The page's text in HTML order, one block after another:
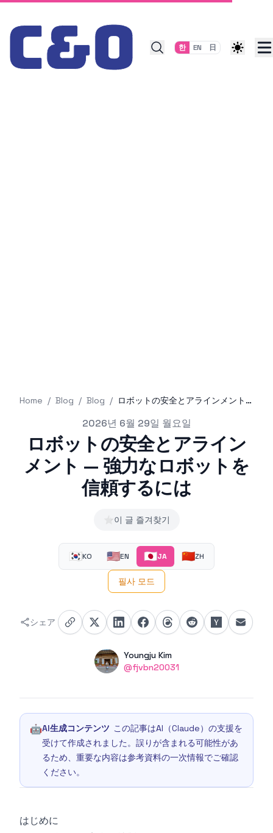
Skip to content
한 EN 日
Home / Blog / Blog / ロボットの安全とアラインメント — 強力なロボットを信頼するには
2026년 6월 29일 월요일
ロボットの安全とアライン
メント — 強力なロボットを
信頼するには
⭐이 글 즐겨찾기
🇰🇷KO 🇺🇸EN 🇯🇵JA 🇨🇳ZH
필사 모드
シェア
Name
Youngju Kim
Twitter
@fjvbn20031
🤖AI生成コンテンツ この記事はAI（Claude）の支援を
受けて作成されました。誤りが含まれる可能性があ
るため、重要な内容は参考資料の一次情報でご確認
ください。
はじめに